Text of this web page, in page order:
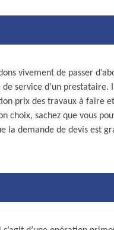
vivement de passer
service d’un prestataire.
prix des travaux à faire
choix, sachez que vous
la demande de devis est